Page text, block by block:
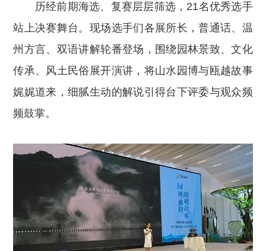
历经前期海选、复赛层层筛选，21名优秀选手
站上决赛舞台。现场选手们各展所长，普通话、温
州方言、双语讲解轮番登场，围绕园林景致、文化
传承、风土民俗展开演讲，将山水园博与瓯越故事
娓娓道来，细腻生动的解说引得台下评委与观众频
频鼓掌。